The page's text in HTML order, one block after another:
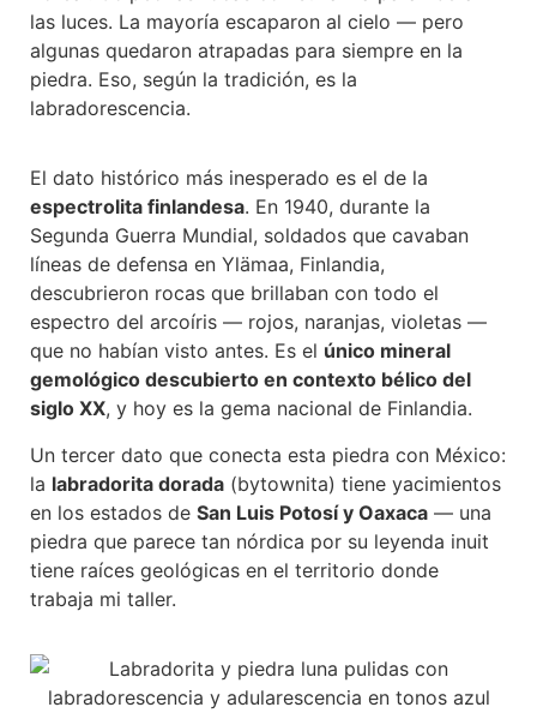
las luces. La mayoría escaparon al cielo — pero
algunas quedaron atrapadas para siempre en la
piedra. Eso, según la tradición, es la
labradorescencia.
El dato histórico más inesperado es el de la
espectrolita finlandesa. En 1940, durante la
Segunda Guerra Mundial, soldados que cavaban
líneas de defensa en Ylämaa, Finlandia,
descubrieron rocas que brillaban con todo el
espectro del arcoíris — rojos, naranjas, violetas —
que no habían visto antes. Es el único mineral
gemológico descubierto en contexto bélico del
siglo XX, y hoy es la gema nacional de Finlandia.
Un tercer dato que conecta esta piedra con México:
la labradorita dorada (bytownita) tiene yacimientos
en los estados de San Luis Potosí y Oaxaca — una
piedra que parece tan nórdica por su leyenda inuit
tiene raíces geológicas en el territorio donde
trabaja mi taller.